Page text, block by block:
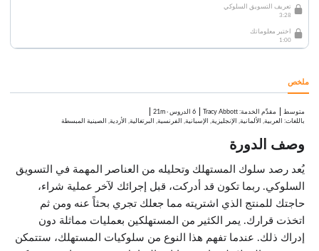
تعريف التسويق السلوكي
3:28
اختبر معلوماتك
1:00
ملخص
متوسط مقدِّم الخدمة:
Tracy Abbott 6 الدروس ·
21m
باللغات: العربية, الألمانية, الإنجليزية, الإسبانية, الفرنسية, البرتغالية, الأردية, الصينية المبسطة
وصف الدورة
يُعد رصد سلوك المستهلك وتحليله من العناصر المهمة في التسويق
السلوكي. ربما تكون قد أدركت، قبل إجرائك لآخر عملية شراء،
حاجتك للمنتج الذي اشتريته مما جعلك تجري بحثاً عنه ومن ثم
اتخذت قرارك. يمر الكثير من المستهلكين بعمليات مماثلة دون
إدراك ذلك. عندما تفهم هذا النوع من سلوكيات المستهلك، ستتمكن